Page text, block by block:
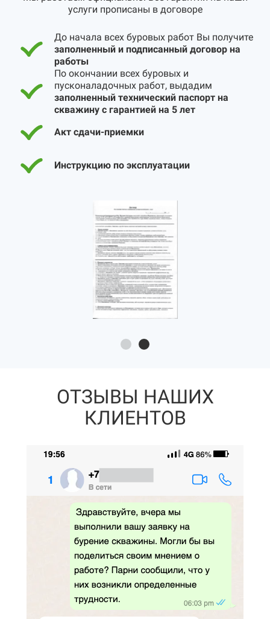
услуги прописаны в договоре
До начала всех буровых работ Вы получите
заполненный и подписанный договор на
работы
По окончании всех буровых и
пусконаладочных работ, выдадим
заполненный технический паспорт на
скважину с гарантией на 5 лет
Акт сдачи-приемки
Инструкцию по эксплуатации
ОТЗЫВЫ НАШИХ
КЛИЕНТОВ